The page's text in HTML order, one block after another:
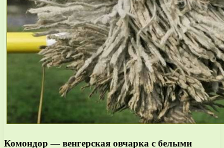
Комондор — венгерская овчарка с белыми